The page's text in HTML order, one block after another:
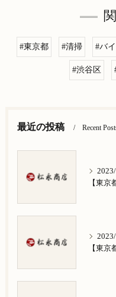
#東京都 #清掃 #バ
#渋谷区
最近の投稿 Recent